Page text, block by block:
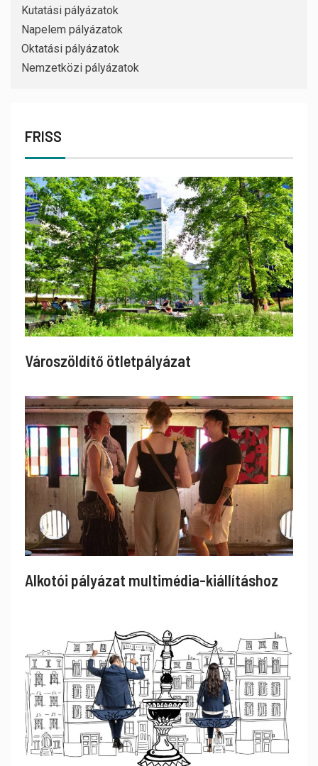
Kutatási pályázatok
Napelem pályázatok
Oktatási pályázatok
Nemzetközi pályázatok
FRISS
Városzöldítő ötletpályázat
Alkotói pályázat multimédia-kiállításhoz